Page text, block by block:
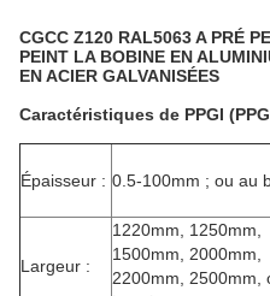
CGCC Z120 RAL5063 A PRÉ
PEINT LA BOBINE EN
EN ACIER GALVANISÉES
Caractéristiques de PPGI
Épaisseur : 0.5-100mm ; ou au
Largeur :
1220mm, 1250mm,
1500mm, 2000mm,
2200mm, 2500mm,